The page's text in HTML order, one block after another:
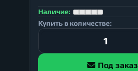
Наличие:
Купить в количестве:
Под заказ